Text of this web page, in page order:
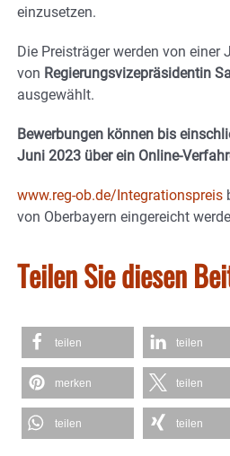
einzusetzen.
Die Preisträger werden von einer
von Regierungsvizepräsidentin
ausgewählt.
Bewerbungen können bis
Juni 2023 über ein Online-
www.reg-ob.de/Integrationspreis
von Oberbayern eingereicht
Teilen Sie diesen
teilen teilen
merken teilen
teilen teilen